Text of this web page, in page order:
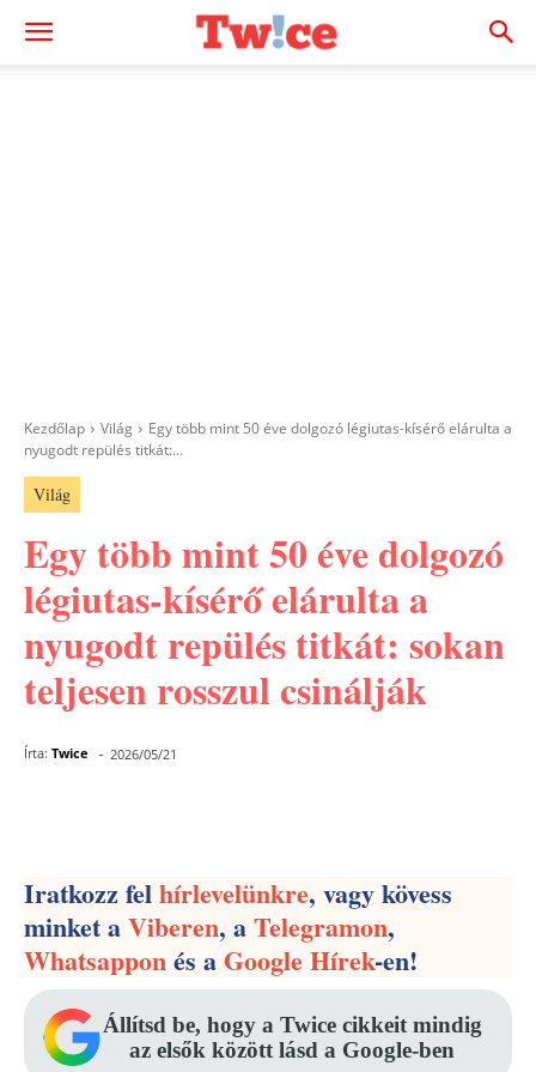
Kezdőlap Világ
Egy több mint 50 éve dolgozó légiutas-kísérő elárulta a
nyugodt repülés titkát:...
Világ
Egy több mint 50 éve dolgozó
légiutas-kísérő elárulta a
nyugodt repülés titkát: sokan
teljesen rosszul csinálják
Írta: Twice - 2026/05/21
Iratkozz felhírlevelünkre, vagy kövess
minket aViberen, aTelegramon,
Whatsapponés aGoogle Hírek-en!
Állítsd be, hogy a Twice cikkeit mindig
az elsők között lásd a Google-ben